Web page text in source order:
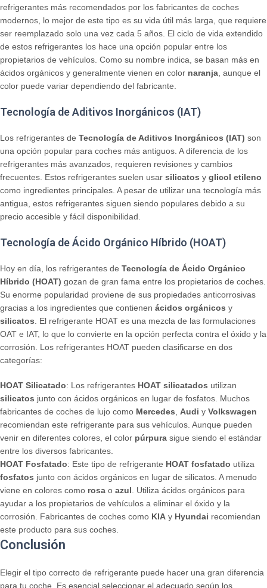
refrigerantes más recomendados por los fabricantes de coches
modernos, lo mejor de este tipo es su vida útil más larga, que requiere
ser reemplazado solo una vez cada 5 años. El ciclo de vida extendido
de estos refrigerantes los hace una opción popular entre los
propietarios de vehículos. Como su nombre indica, se basan más en
ácidos orgánicos y generalmente vienen en color naranja, aunque el
color puede variar dependiendo del fabricante.
Tecnología de Aditivos Inorgánicos (IAT)
Los refrigerantes de Tecnología de Aditivos Inorgánicos (IAT) son
una opción popular para coches más antiguos. A diferencia de los
refrigerantes más avanzados, requieren revisiones y cambios
frecuentes. Estos refrigerantes suelen usar silicatos y glicol etileno
como ingredientes principales. A pesar de utilizar una tecnología más
antigua, estos refrigerantes siguen siendo populares debido a su
precio accesible y fácil disponibilidad.
Tecnología de Ácido Orgánico Híbrido (HOAT)
Hoy en día, los refrigerantes de Tecnología de Ácido Orgánico
Híbrido (HOAT) gozan de gran fama entre los propietarios de coches.
Su enorme popularidad proviene de sus propiedades anticorrosivas
gracias a los ingredientes que contienen ácidos orgánicos y
silicatos. El refrigerante HOAT es una mezcla de las formulaciones
OAT e IAT, lo que lo convierte en la opción perfecta contra el óxido y la
corrosión. Los refrigerantes HOAT pueden clasificarse en dos
categorías:
HOAT Silicatado: Los refrigerantes HOAT silicatados utilizan
silicatos junto con ácidos orgánicos en lugar de fosfatos. Muchos
fabricantes de coches de lujo como Mercedes, Audi y Volkswagen
recomiendan este refrigerante para sus vehículos. Aunque pueden
venir en diferentes colores, el color púrpura sigue siendo el estándar
entre los diversos fabricantes.
HOAT Fosfatado: Este tipo de refrigerante HOAT fosfatado utiliza
fosfatos junto con ácidos orgánicos en lugar de silicatos. A menudo
viene en colores como rosa o azul. Utiliza ácidos orgánicos para
ayudar a los propietarios de vehículos a eliminar el óxido y la
corrosión. Fabricantes de coches como KIA y Hyundai recomiendan
este producto para sus coches.
Conclusión
Elegir el tipo correcto de refrigerante puede hacer una gran diferencia
para tu coche. Es esencial seleccionar el adecuado según los